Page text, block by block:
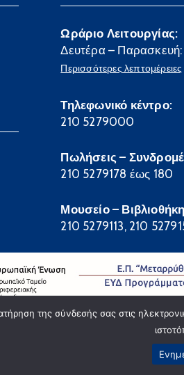
Ωράριο Λειτουργίας:
Δευτέρα –
Περισσότερες λεπτομέρειες
Τηλεφωνικό κέντρο:
210 5279000
Πωλήσεις –
210 5279178 έως 180
Μουσείο –
210 5279113, 210
© Copyright
της σύνδεσής σας στις